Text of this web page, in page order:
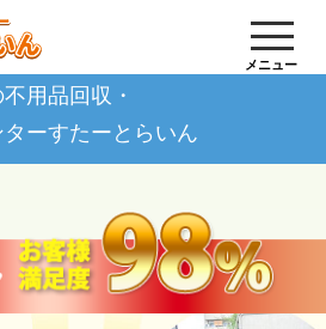
メニュー
用品回収・
ターすたーとらいん